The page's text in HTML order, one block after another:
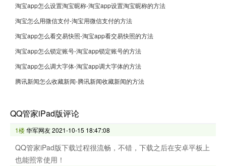
淘宝app怎么设置淘宝昵称-淘宝app设置淘宝昵称的方法
淘宝怎么用微信支付-淘宝用微信支付的方法
淘宝app怎么看交易快照-淘宝app看交易快照的方法
淘宝app怎么锁定账号-淘宝app锁定账号的方法
淘宝app怎么调大字体-淘宝app调大字体的方法
腾讯新闻怎么收藏新闻-腾讯新闻收藏新闻的方法
QQ管家iPad版评论
1楼华军网友2021-10-15 18:47:08
QQ管家iPad版下载过程很流畅，不错，下载之后在安卓平板上
也能照常使用！